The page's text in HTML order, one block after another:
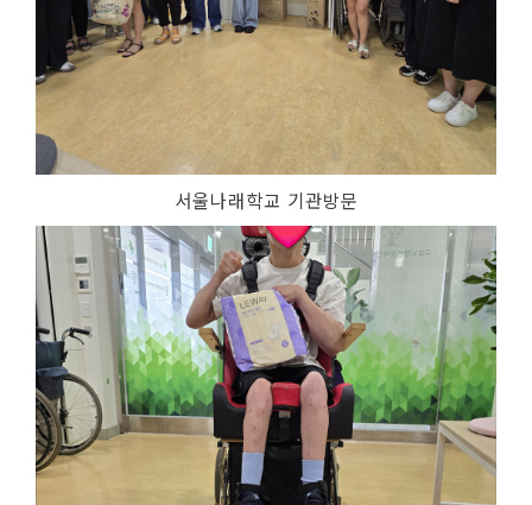
서울나래학교 기관방문